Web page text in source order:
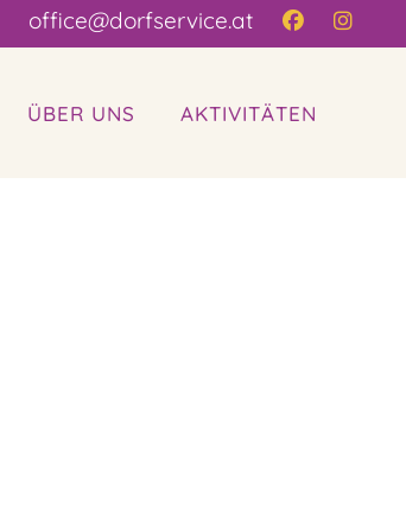
office@dorfservice.at
ÜBER UNS AKTIVITÄTEN